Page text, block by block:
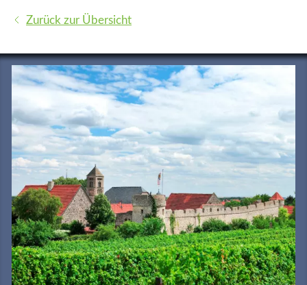
Zurück zur Übersicht